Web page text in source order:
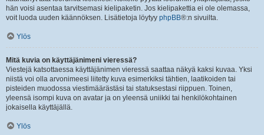
hän voisi asentaa tarvitsemasi kielipaketin. Jos kielipakettia ei ole olemassa,
voit luoda uuden käännöksen. Lisätietoja löytyy phpBB®:n sivuilta.
Ylös
Mitä kuvia on käyttäjänimeni vieressä?
Viestejä katsottaessa käyttäjänimen vieressä saattaa näkyä kaksi kuvaa. Yksi
niistä voi olla arvonimeesi liitetty kuva esimerkiksi tähtien, laatikoiden tai
pisteiden muodossa viestimäärästäsi tai statuksestasi riippuen. Toinen,
yleensä isompi kuva on avatar ja on yleensä uniikki tai henkilökohtainen
jokaisella käyttäjällä.
Ylös